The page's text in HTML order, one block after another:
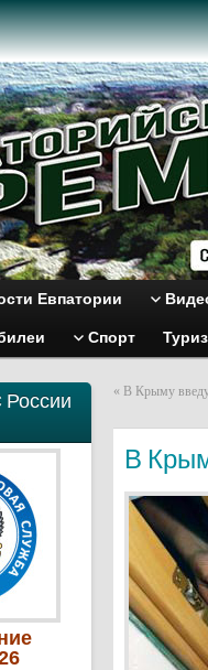
Евпатории
Спорт
« В Крыму
В